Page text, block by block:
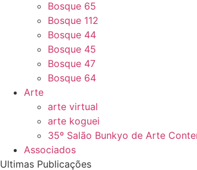
Bosque 65
Bosque 112
Bosque 44
Bosque 45
Bosque 47
Bosque 64
Arte
arte virtual
arte koguei
35º Salão Bunkyo de Arte
Associados
Ultimas Publicações